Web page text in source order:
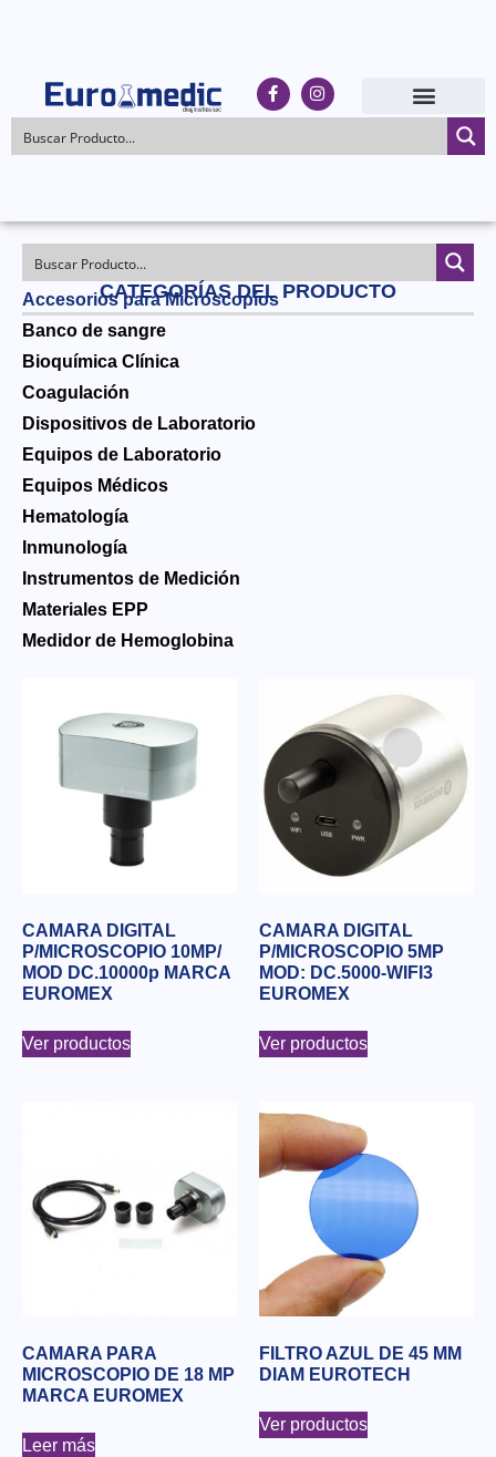
CATEGORÍAS DEL PRODUCTO
Accesorios para Microscopios
Banco de sangre
Bioquímica Clínica
Coagulación
Dispositivos de Laboratorio
Equipos de Laboratorio
Equipos Médicos
Hematología
Inmunología
Instrumentos de Medición
Materiales EPP
Medidor de Hemoglobina
CAMARA DIGITAL
P/MICROSCOPIO 10MP/
MOD DC.10000p MARCA
EUROMEX
Ver productos
CAMARA DIGITAL
P/MICROSCOPIO 5MP
MOD: DC.5000-WIFI3
EUROMEX
Ver productos
CAMARA PARA
MICROSCOPIO DE 18 MP
MARCA EUROMEX
Leer más
FILTRO AZUL DE 45 MM
DIAM EUROTECH
Ver productos